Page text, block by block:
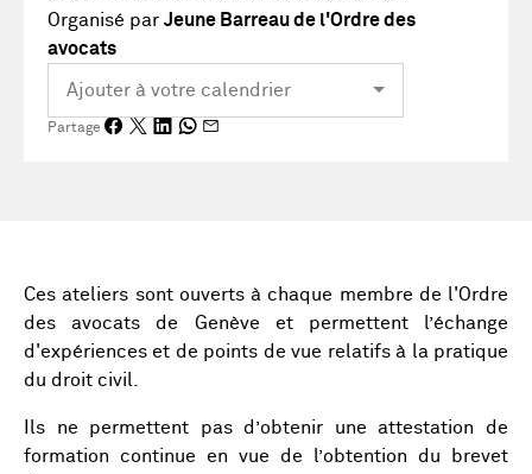
Organisé par Jeune Barreau de l'Ordre des
avocats
Partage
Ces ateliers sont ouverts à chaque membre de l'Ordre
des avocats de Genève et permettent l’échange
d'expériences et de points de vue relatifs à la pratique
du droit civil.
Ils ne permettent pas d’obtenir une attestation de
formation continue en vue de l’obtention du brevet